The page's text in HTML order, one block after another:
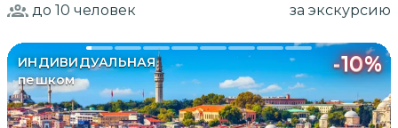
до 10 человек за экскурсию
ИНДИВИДУАЛЬНАЯ
пешком
-10%